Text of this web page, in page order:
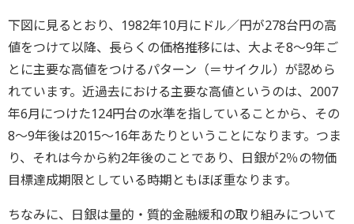
下図に見るとおり、1982年10月にドル／円が278台円の高
値をつけて以降、長らくの価格推移には、大よそ8～9年ご
とに主要な高値をつけるパターン（＝サイクル）が認めら
れています。近過去における主要な高値というのは、2007
年6月につけた124円台の水準を指していることから、その
8～9年後は2015～16年あたりということになります。つま
り、それは今から約2年後のことであり、日銀が2％の物価
目標達成期限としている時期ともほぼ重なります。
ちなみに、日銀は量的・質的金融緩和の取り組みについて